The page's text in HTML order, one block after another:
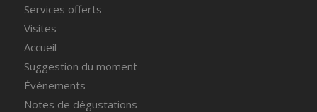
Services offerts
Visites
Accueil
Suggestion du moment
Événements
Notes de dégustations